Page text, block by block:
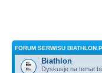
FORUM SERWISU
Biathlon
Dyskusje na temat